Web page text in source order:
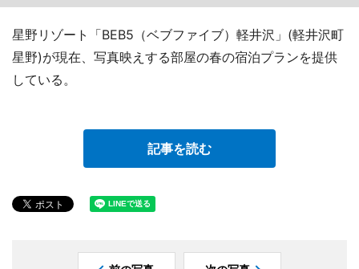
星野リゾート「BEB5（ベブファイブ）軽井沢」(軽井沢町
星野)が現在、写真映えする部屋の春の宿泊プランを提供
している。
記事を読む